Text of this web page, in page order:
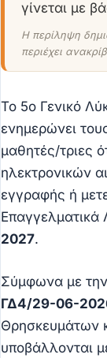
γίνεται με
Η περίληψη
περιέχει
Το 5ο Γενικό
ενημερώνει
μαθητές/τριες
ηλεκτρονικών
εγγραφής ή
Επαγγελματικά
2027.
Σύμφωνα με
ΓΔ4/29-06-
Θρησκευμάτων
υποβάλλονται